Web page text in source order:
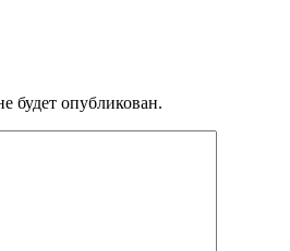
будет опубликован.